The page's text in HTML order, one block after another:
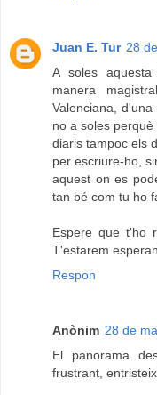
Juan E. Tur 28
A soles
manera
Valenciana,
no a soles
diaris tampoc els
per escriure-ho,
aquest on es
tan bé com tu ho
Espere que t'ho
T'estarem
Respon
Anònim 28 de
El panorama
frustrant,